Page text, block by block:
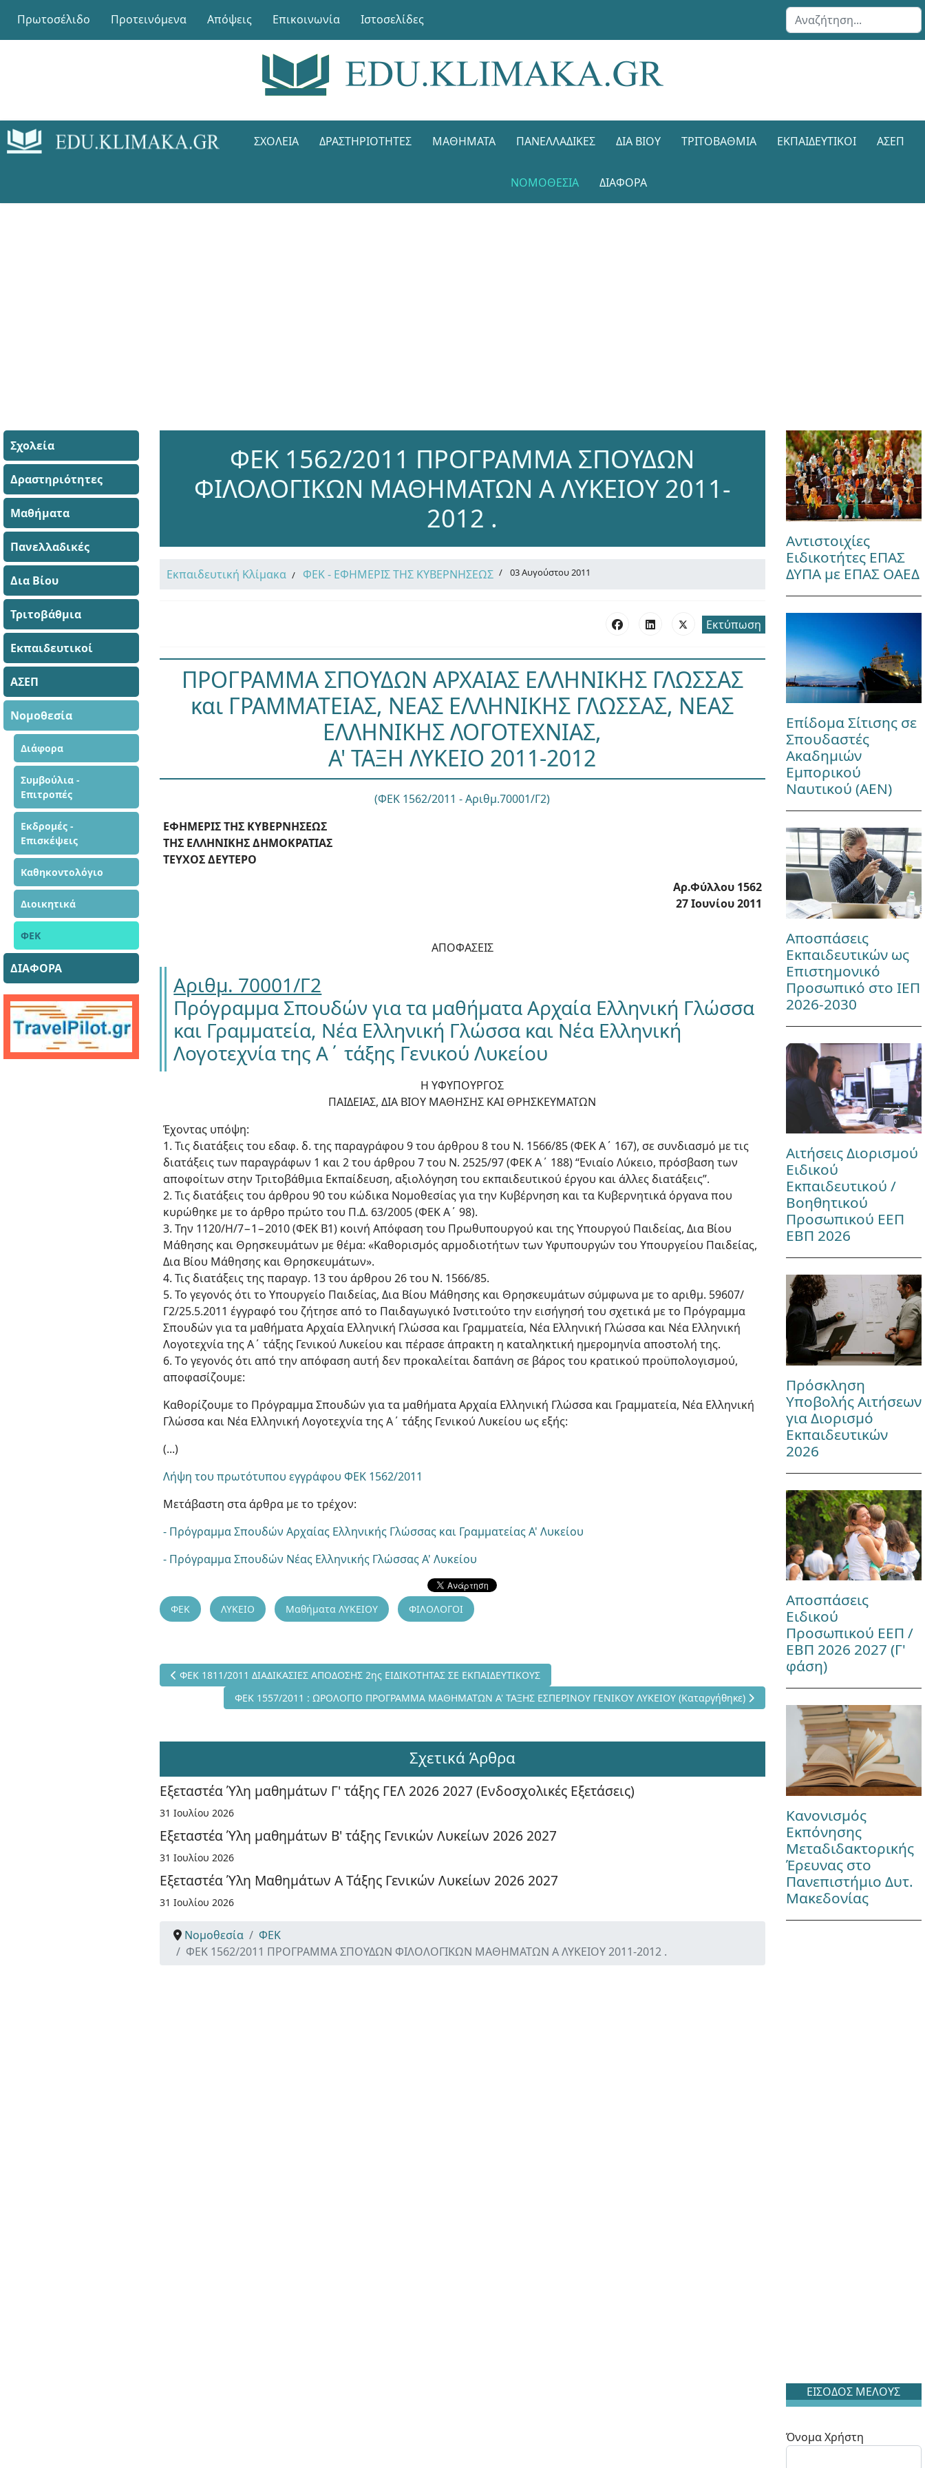
Πρωτοσέλιδο Προτεινόμενα Απόψεις Επικοινωνία Ιστοσελίδες Αναζήτηση...
ΣΧΟΛΕΊΑ ΔΡΑΣΤΗΡΙΌΤΗΤΕΣ ΜΑΘΉΜΑΤΑ ΠΑΝΕΛΛΑΔΙΚΈΣ ΔΙΑ ΒΊΟΥ ΤΡΙΤΟΒΆΘΜΙΑ ΕΚΠΑΙΔΕΥΤΙΚΟΊ ΑΣΕΠ
ΝΟΜΟΘΕΣΊΑ ΔΙΑΦΟΡΑ
Σχολεία
Δραστηριότητες
Μαθήματα
Πανελλαδικές
Δια Βίου
Τριτοβάθμια
Εκπαιδευτικοί
ΑΣΕΠ
Νομοθεσία
Διάφορα
Συμβούλια -
Επιτροπές
Εκδρομές -
Επισκέψεις
Καθηκοντολόγιο
Διοικητικά
ΦΕΚ
ΔΙΑΦΟΡΑ
ΦΕΚ 1562/2011 ΠΡΟΓΡΑΜΜΑ ΣΠΟΥΔΩΝ
ΦΙΛΟΛΟΓΙΚΩΝ ΜΑΘΗΜΑΤΩΝ Α ΛΥΚΕΙΟΥ 2011-
2012 .
Εκπαιδευτική Κλίμακα ΦΕΚ - ΕΦΗΜΕΡΙΣ ΤΗΣ ΚΥΒΕΡΝΗΣΕΩΣ 03 Αυγούστου 2011
Εκτύπωση
ΠΡΟΓΡΑΜΜΑ ΣΠΟΥΔΩΝ ΑΡΧΑΙΑΣ ΕΛΛΗΝΙΚΗΣ ΓΛΩΣΣΑΣ
και ΓΡΑΜΜΑΤΕΙΑΣ, ΝΕΑΣ ΕΛΛΗΝΙΚΗΣ ΓΛΩΣΣΑΣ, ΝΕΑΣ
ΕΛΛΗΝΙΚΗΣ ΛΟΓΟΤΕΧΝΙΑΣ,
Α' ΤΑΞΗ ΛΥΚΕΙΟ 2011-2012
(ΦΕΚ 1562/2011 - Αριθμ.70001/Γ2)
ΕΦΗΜΕΡΙΣ ΤΗΣ ΚΥΒΕΡΝΗΣΕΩΣ
ΤΗΣ ΕΛΛΗΝΙΚΗΣ ΔΗΜΟΚΡΑΤΙΑΣ
ΤΕΥΧΟΣ ΔΕΥΤΕΡΟ
Αρ.Φύλλου 1562
27 Ιουνίου 2011
ΑΠΟΦΑΣΕΙΣ
Αριθμ. 70001/Γ2
Πρόγραμμα Σπουδών για τα μαθήματα Αρχαία Ελληνική Γλώσσα
και Γραμματεία, Νέα Ελληνική Γλώσσα και Νέα Ελληνική
Λογοτεχνία της Α΄ τάξης Γενικού Λυκείου
Η ΥΦΥΠΟΥΡΓΟΣ
ΠΑΙΔΕΙΑΣ, ΔΙΑ ΒΙΟΥ ΜΑΘΗΣΗΣ ΚΑΙ ΘΡΗΣΚΕΥΜΑΤΩΝ
Έχοντας υπόψη:
1. Τις διατάξεις του εδαφ. δ. της παραγράφου 9 του άρθρου 8 του Ν. 1566/85 (ΦΕΚ Α΄ 167), σε συνδιασμό με τις
διατάξεις των παραγράφων 1 και 2 του άρθρου 7 του Ν. 2525/97 (ΦΕΚ Α΄ 188) “Ενιαίο Λύκειο, πρόσβαση των
αποφοίτων στην Τριτοβάθμια Εκπαίδευση, αξιολόγηση του εκπαιδευτικού έργου και άλλες διατάξεις”.
2. Τις διατάξεις του άρθρου 90 του κώδικα Νομοθεσίας για την Κυβέρνηση και τα Κυβερνητικά όργανα που
κυρώθηκε με το άρθρο πρώτο του Π.Δ. 63/2005 (ΦΕΚ Α΄ 98).
3. Την 1120/H/7−1−2010 (ΦΕΚ Β1) κοινή Απόφαση του Πρωθυπουργού και της Υπουργού Παιδείας, Δια Βίου
Μάθησης και Θρησκευμάτων με θέμα: «Καθορισμός αρμοδιοτήτων των Υφυπουργών του Υπουργείου Παιδείας,
Δια Βίου Μάθησης και Θρησκευμάτων».
4. Τις διατάξεις της παραγρ. 13 του άρθρου 26 του Ν. 1566/85.
5. Το γεγονός ότι το Υπουργείο Παιδείας, Δια Βίου Μάθησης και Θρησκευμάτων σύμφωνα με το αριθμ. 59607/
Γ2/25.5.2011 έγγραφό του ζήτησε από το Παιδαγωγικό Ινστιτούτο την εισήγησή του σχετικά με το Πρόγραμμα
Σπουδών για τα μαθήματα Αρχαία Ελληνική Γλώσσα και Γραμματεία, Νέα Ελληνική Γλώσσα και Νέα Ελληνική
Λογοτεχνία της Α΄ τάξης Γενικού Λυκείου και πέρασε άπρακτη η καταληκτική ημερομηνία αποστολή της.
6. Tο γεγονός ότι από την απόφαση αυτή δεν προκαλείται δαπάνη σε βάρος του κρατικού προϋπολογισμού,
αποφασίζουμε:
Καθορίζουμε το Πρόγραμμα Σπουδών για τα μαθήματα Αρχαία Ελληνική Γλώσσα και Γραμματεία, Νέα Ελληνική
Γλώσσα και Νέα Ελληνική Λογοτεχνία της Α΄ τάξης Γενικού Λυκείου ως εξής:
(...)
Λήψη του πρωτότυπου εγγράφου ΦΕΚ 1562/2011
Μετάβαστη στα άρθρα με το τρέχον:
- Πρόγραμμα Σπουδών Αρχαίας Ελληνικής Γλώσσας και Γραμματείας Α' Λυκείου
- Πρόγραμμα Σπουδών Νέας Ελληνικής Γλώσσας Α' Λυκείου
ΦΕΚ ΛΥΚΕΙΟ Μαθήματα ΛΥΚΕΙΟΥ ΦΙΛΟΛΟΓΟΙ
Προηγούμενο άρθρο: ΦΕΚ 1811/2011 ΔΙΑΔΙΚΑΣΙΕΣ ΑΠΟΔΟΣΗΣ 2ης ΕΙΔΙΚΟΤΗΤΑΣ ΣΕ ΕΚΠΑΙΔΕΥΤΙΚΟΥΣ
ΦΕΚ 1811/2011 ΔΙΑΔΙΚΑΣΙΕΣ ΑΠΟΔΟΣΗΣ 2ης ΕΙΔΙΚΟΤΗΤΑΣ ΣΕ ΕΚΠΑΙΔΕΥΤΙΚΟΥΣ
Επόμενο άρθρο: ΦΕΚ 1557/2011 : ΩΡΟΛΟΓΙΟ ΠΡΟΓΡΑΜΜΑ ΜΑΘΗΜΑΤΩΝ Α' ΤΑΞΗΣ ΕΣΠΕΡΙΝΟΥ ΓΕΝΙΚΟΥ ΛΥΚΕΙΟΥ (Καταργήθηκε)
ΦΕΚ 1557/2011 : ΩΡΟΛΟΓΙΟ ΠΡΟΓΡΑΜΜΑ ΜΑΘΗΜΑΤΩΝ Α' ΤΑΞΗΣ ΕΣΠΕΡΙΝΟΥ ΓΕΝΙΚΟΥ ΛΥΚΕΙΟΥ (Καταργήθηκε)
Σχετικά Άρθρα
Εξεταστέα Ύλη μαθημάτων Γ' τάξης ΓΕΛ 2026 2027 (Ενδοσχολικές Εξετάσεις)
31 Ιουλίου 2026
Εξεταστέα Ύλη μαθημάτων Β' τάξης Γενικών Λυκείων 2026 2027
31 Ιουλίου 2026
Εξεταστέα Ύλη Μαθημάτων Α Τάξης Γενικών Λυκείων 2026 2027
31 Ιουλίου 2026
Νομοθεσία
ΦΕΚ
ΦΕΚ 1562/2011 ΠΡΟΓΡΑΜΜΑ ΣΠΟΥΔΩΝ ΦΙΛΟΛΟΓΙΚΩΝ ΜΑΘΗΜΑΤΩΝ Α ΛΥΚΕΙΟΥ 2011-2012 .
Αντιστοιχίες
Ειδικοτήτες ΕΠΑΣ
ΔΥΠΑ με ΕΠΑΣ ΟΑΕΔ
Επίδομα Σίτισης σε
Σπουδαστές
Ακαδημιών
Εμπορικού
Ναυτικού (ΑΕΝ)
Αποσπάσεις
Εκπαιδευτικών ως
Επιστημονικό
Προσωπικό στο ΙΕΠ
2026-2030
Αιτήσεις Διορισμού
Ειδικού
Εκπαιδευτικού /
Βοηθητικού
Προσωπικού ΕΕΠ
ΕΒΠ 2026
Πρόσκληση
Υποβολής Αιτήσεων
για Διορισμό
Εκπαιδευτικών
2026
Αποσπάσεις
Ειδικού
Προσωπικού ΕΕΠ /
ΕΒΠ 2026 2027 (Γ'
φάση)
Κανονισμός
Εκπόνησης
Μεταδιδακτορικής
Έρευνας στο
Πανεπιστήμιο Δυτ.
Μακεδονίας
ΕΙΣΟΔΟΣ ΜΕΛΟΥΣ
Όνομα Χρήστη